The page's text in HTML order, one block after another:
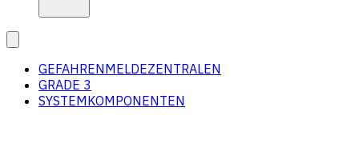
GEFAHRENMELDEZENTRALEN
GRADE 3
SYSTEMKOMPONENTEN